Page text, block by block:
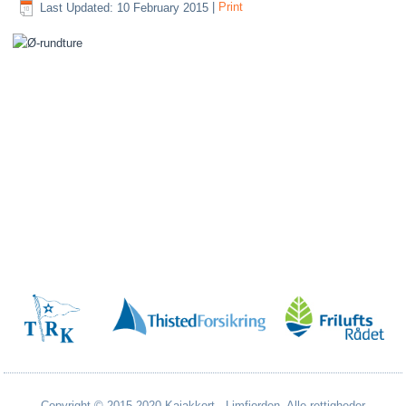
Last Updated: 10 February 2015 Print